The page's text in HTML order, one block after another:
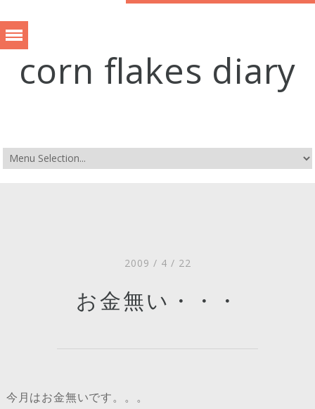
corn flakes diary
2009 / 4 / 22
お金無い・・・
今月はお金無いです。。。